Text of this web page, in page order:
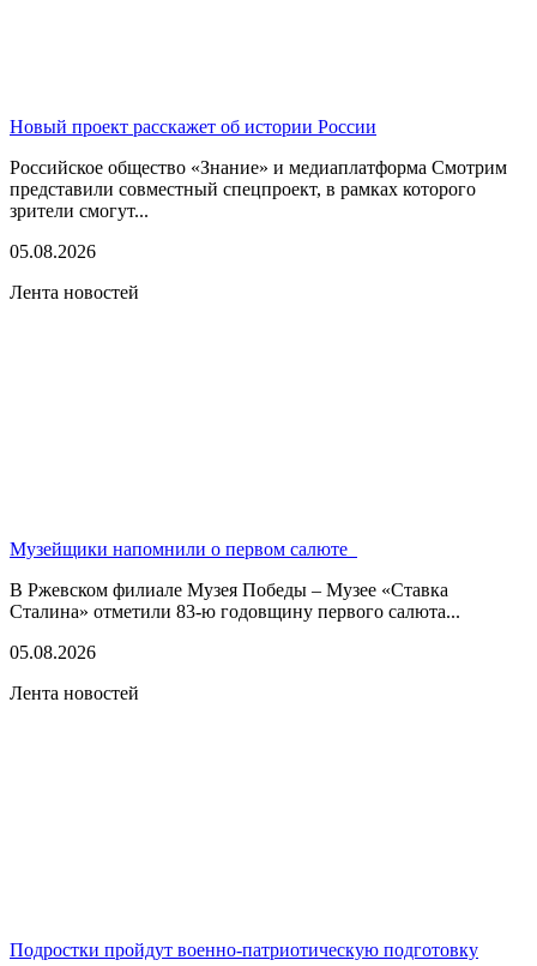
Новый проект расскажет об истории России
Российское общество «Знание» и медиаплатформа Смотрим
представили совместный спецпроект, в рамках которого
зрители смогут...
05.08.2026
Лента новостей
Музейщики напомнили о первом салюте
В Ржевском филиале Музея Победы – Музее «Ставка
Сталина» отметили 83-ю годовщину первого салюта...
05.08.2026
Лента новостей
Подростки пройдут военно-патриотическую подготовку